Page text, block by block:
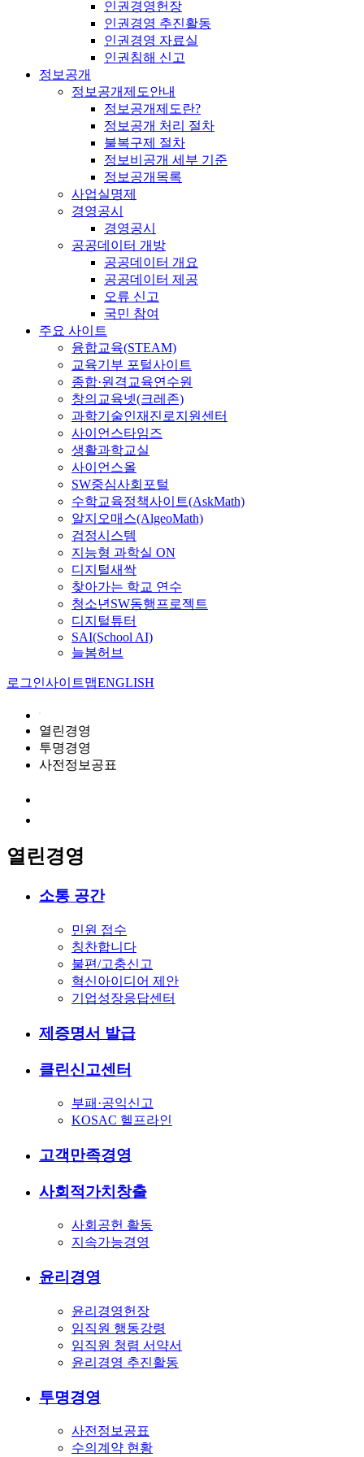
인권경영헌장
인권경영 추진활동
인권경영 자료실
인권침해 신고
정보공개
정보공개제도안내
정보공개제도란?
정보공개 처리 절차
불복구제 절차
정보비공개 세부 기준
정보공개목록
사업실명제
경영공시
경영공시
공공데이터 개방
공공데이터 개요
공공데이터 제공
오류 신고
국민 참여
주요 사이트
융합교육(STEAM)
교육기부 포털사이트
종합·원격교육연수원
창의교육넷(크레존)
과학기술인재진로지원센터
사이언스타임즈
생활과학교실
사이언스올
SW중심사회포털
수학교육정책사이트(AskMath)
알지오매스(AlgeoMath)
검정시스템
지능형 과학실 ON
디지털새싹
찾아가는 학교 연수
청소년SW동행프로젝트
디지털튜터
SAI(School AI)
늘봄허브
로그인사이트맵ENGLISH
열린경영
투명경영
사전정보공표
열린경영
소통 공간
민원 접수
칭찬합니다
불편/고충신고
혁신아이디어 제안
기업성장응답센터
제증명서 발급
클린신고센터
부패·공익신고
KOSAC 헬프라인
고객만족경영
사회적가치창출
사회공헌 활동
지속가능경영
윤리경영
윤리경영헌장
임직원 행동강령
임직원 청렴 서약서
윤리경영 추진활동
투명경영
사전정보공표
수의계약 현황